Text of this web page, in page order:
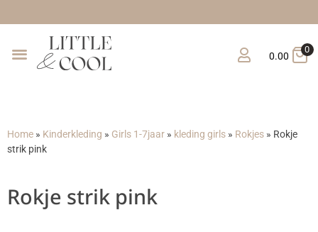
0.00
0
Home » Kinderkleding » Girls 1-7jaar » kleding girls » Rokjes » Rokje
strik pink
Rokje strik pink